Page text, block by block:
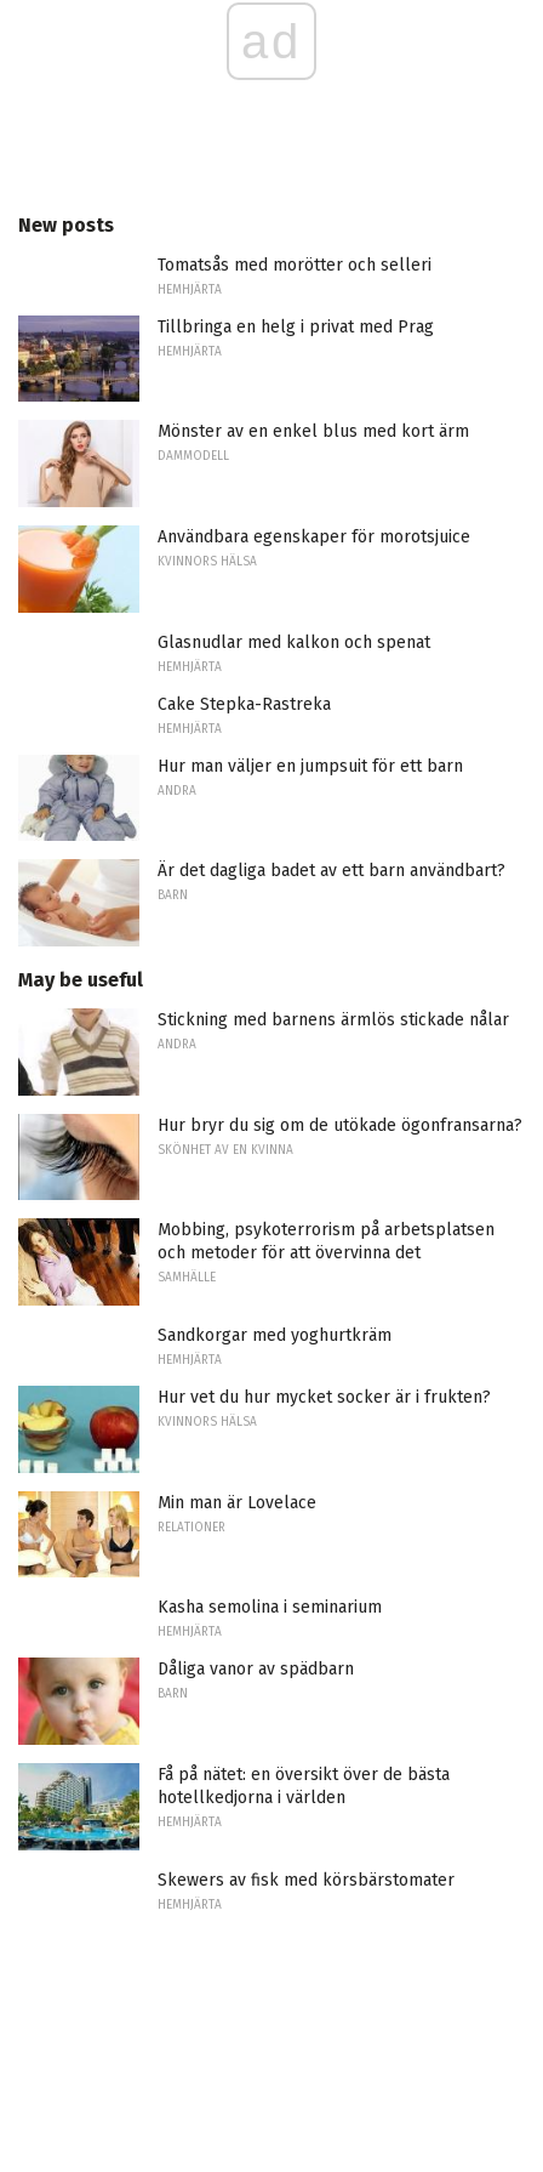
ad
New posts
Tomatsås med morötter och selleri
HEMHJÄRTA
Tillbringa en helg i privat med Prag
HEMHJÄRTA
Mönster av en enkel blus med kort ärm
DAMMODELL
Användbara egenskaper för morotsjuice
KVINNORS HÄLSA
Glasnudlar med kalkon och spenat
HEMHJÄRTA
Cake Stepka-Rastreka
HEMHJÄRTA
Hur man väljer en jumpsuit för ett barn
ANDRA
Är det dagliga badet av ett barn användbart?
BARN
May be useful
Stickning med barnens ärmlös stickade nålar
ANDRA
Hur bryr du sig om de utökade ögonfransarna?
SKÖNHET AV EN KVINNA
Mobbing, psykoterrorism på arbetsplatsen
och metoder för att övervinna det
SAMHÄLLE
Sandkorgar med yoghurtkräm
HEMHJÄRTA
Hur vet du hur mycket socker är i frukten?
KVINNORS HÄLSA
Min man är Lovelace
RELATIONER
Kasha semolina i seminarium
HEMHJÄRTA
Dåliga vanor av spädbarn
BARN
Få på nätet: en översikt över de bästa
hotellkedjorna i världen
HEMHJÄRTA
Skewers av fisk med körsbärstomater
HEMHJÄRTA